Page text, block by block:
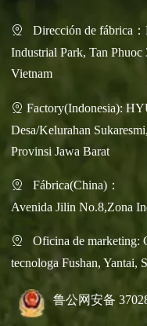

Dirección de fábrica
Industrial Park, Tan
Vietnam
 Factory(Indonesia):
Desa/Kelurahan
Provinsi Jawa Barat

Fábrica(China)：
Avenida Jilin No.8,Zona

Oficina de marketing:
tecnologa Fushan, Yantai,
鲁公网安备